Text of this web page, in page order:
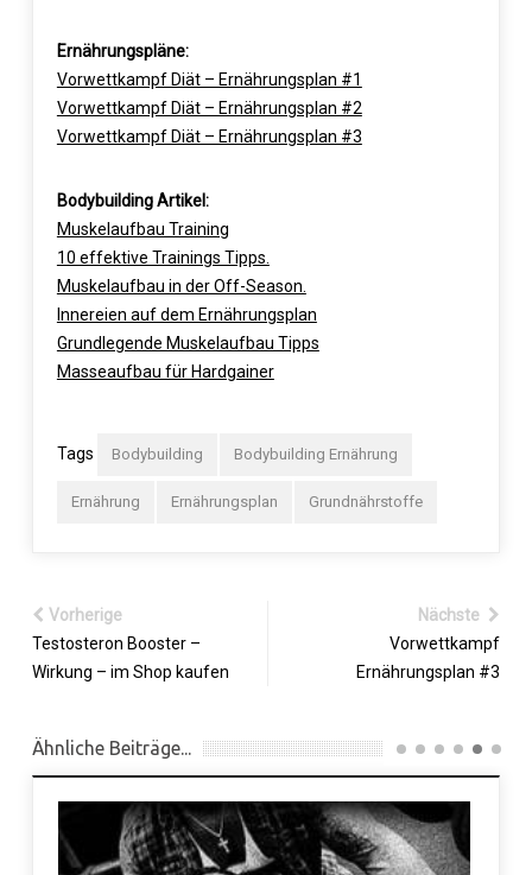
Ernährungspläne:
Vorwettkampf Diät – Ernährungsplan #1
Vorwettkampf Diät – Ernährungsplan #2
Vorwettkampf Diät – Ernährungsplan #3
Bodybuilding Artikel:
Muskelaufbau Training
10 effektive Trainings Tipps.
Muskelaufbau in der Off-Season.
Innereien auf dem Ernährungsplan
Grundlegende Muskelaufbau Tipps
Masseaufbau für Hardgainer
Tags Bodybuilding Bodybuilding Ernährung
Ernährung Ernährungsplan Grundnährstoffe
Vorherige
Testosteron Booster –
Wirkung – im Shop kaufen
Nächste
Vorwettkampf
Ernährungsplan #3
Ähnliche Beiträge...